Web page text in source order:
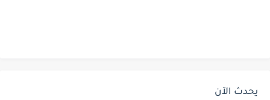
يحدث الآن